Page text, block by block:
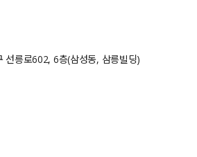
선릉로602, 6층(삼성동, 삼릉빌딩)